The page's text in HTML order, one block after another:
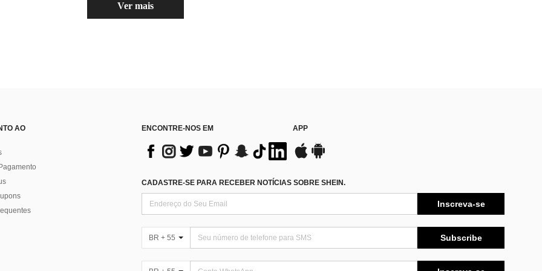
Ver mais
AO
ENCONTRE-NOS EM APP
CADASTRE-SE PARA RECEBER NOTÍCIAS SOBRE SHEIN.
Inscreva-se
BR + 55 Subscribe